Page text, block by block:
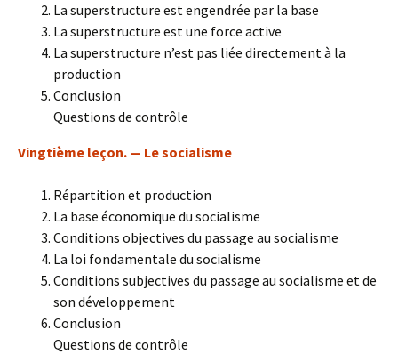
La superstructure est engendrée par la base
La superstructure est une force active
La superstructure n’est pas liée directement à la
production
Conclusion
Questions de contrôle
Vingtième leçon. — Le socialisme
Répartition et production
La base économique du socialisme
Conditions objectives du passage au socialisme
La loi fondamentale du socialisme
Conditions subjectives du passage au socialisme et de
son développement
Conclusion
Questions de contrôle